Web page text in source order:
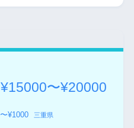
¥15000〜¥20000
〜¥1000 三重県